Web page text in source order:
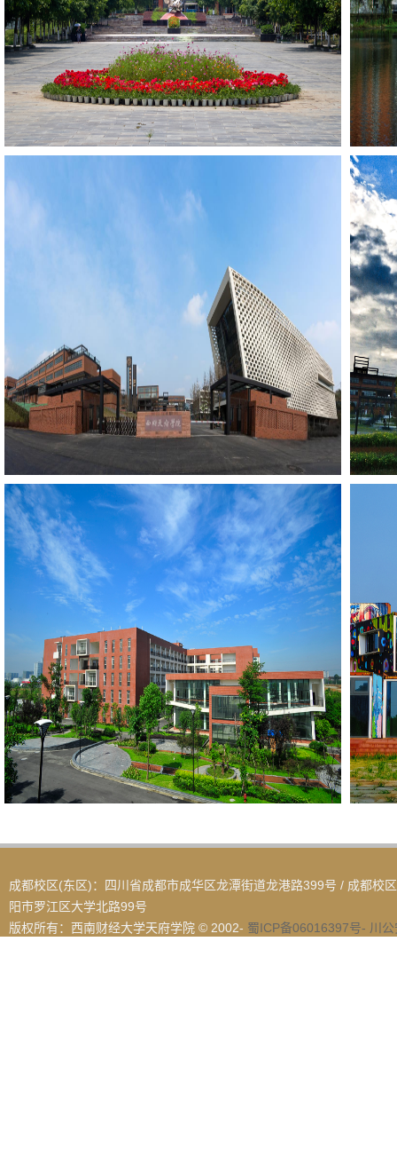
弱冠之
选择
在天府
贺母校
饮水思
成都校区(东区)：四川省成都市成华区龙潭街道龙港路399号
成都校
阳市罗江区大学北路99号
版权所有：西南财经大学天府学院 © 2002- 蜀ICP备06016397号- 川